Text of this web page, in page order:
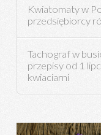
Kwiatomaty w
przedsiębiorcy
Tachograf w
przepisy od 1
kwiaciarni